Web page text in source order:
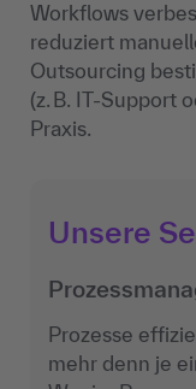
Workflows
reduziert
Outsourcing
(z. B. IT-Support
Praxis.
Unsere
Prozesse
mehr denn je